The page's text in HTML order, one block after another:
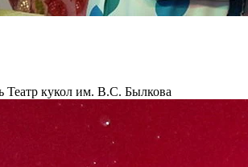
Театр кукол им. В.С. Былкова